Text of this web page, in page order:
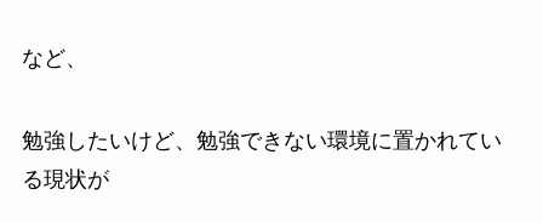
など、
勉強したいけど、勉強できない環境に置かれてい
る現状が